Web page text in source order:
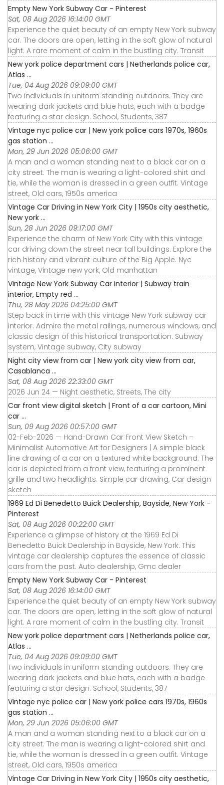
Empty New York Subway Car - Pinterest
Sat, 08 Aug 2026 16:14:00 GMT
Experience the quiet beauty of an empty New York subway
car. The doors are open, letting in the soft glow of natural
light. A rare moment of calm in the bustling city. Transit
New york police department cars | Netherlands police car,
Atlas ...
Tue, 04 Aug 2026 09:09:00 GMT
Two individuals in uniform standing outdoors. They are
wearing dark jackets and blue hats, each with a badge
featuring a star design. School, Students, 387
Vintage nyc police car | New york police cars 1970s, 1960s
gas station ...
Mon, 29 Jun 2026 05:06:00 GMT
A man and a woman standing next to a black car on a
city street. The man is wearing a light-colored shirt and
tie, while the woman is dressed in a green outfit. Vintage
street, Old cars, 1950s america
Vintage Car Driving in New York City | 1950s city aesthetic,
New york ...
Sun, 28 Jun 2026 09:17:00 GMT
Experience the charm of New York City with this vintage
car driving down the street near tall buildings. Explore the
rich history and vibrant culture of the Big Apple. Nyc
vintage, Vintage new york, Old manhattan
Vintage New York Subway Car Interior | Subway train
interior, Empty red ...
Thu, 28 May 2026 04:25:00 GMT
Step back in time with this vintage New York subway car
interior. Admire the metal railings, numerous windows, and
classic design of this historical transportation. Subway
system, Vintage subway, City subway
Night city view from car | New york city view from car,
Casablanca ...
Sat, 08 Aug 2026 22:33:00 GMT
2026 Jun 24 — Night aesthetic, Streets, The city
Car front view digital sketch | Front of a car cartoon, Mini
car ...
Sun, 09 Aug 2026 00:57:00 GMT
02-Feb-2026 — Hand-Drawn Car Front View Sketch –
Minimalist Automotive Art for Designers | A simple black
line drawing of a car on a textured white background. The
car is depicted from a front view, featuring a prominent
grille and two headlights. Simple car drawing, Car design
sketch
1969 Ed Di Benedetto Buick Dealership, Bayside, New York -
Pinterest
Sat, 08 Aug 2026 00:22:00 GMT
Experience a glimpse of history at the 1969 Ed Di
Benedetto Buick Dealership in Bayside, New York. This
vintage car dealership captures the essence of classic
cars from the past. Auto dealership, Gmc dealer
Empty New York Subway Car - Pinterest
Sat, 08 Aug 2026 16:14:00 GMT
Experience the quiet beauty of an empty New York subway
car. The doors are open, letting in the soft glow of natural
light. A rare moment of calm in the bustling city. Transit
New york police department cars | Netherlands police car,
Atlas ...
Tue, 04 Aug 2026 09:09:00 GMT
Two individuals in uniform standing outdoors. They are
wearing dark jackets and blue hats, each with a badge
featuring a star design. School, Students, 387
Vintage nyc police car | New york police cars 1970s, 1960s
gas station ...
Mon, 29 Jun 2026 05:06:00 GMT
A man and a woman standing next to a black car on a
city street. The man is wearing a light-colored shirt and
tie, while the woman is dressed in a green outfit. Vintage
street, Old cars, 1950s america
Vintage Car Driving in New York City | 1950s city aesthetic,